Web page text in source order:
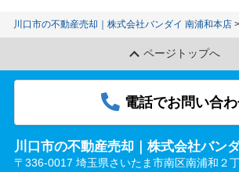
川口市の不動産売却｜株式会社バンダイ 南浦和本店
ページトップへ
電話でお問い合
川口市の不動産売却｜株式会社バン
〒336-0017 埼玉県さいたま市南区南浦和２